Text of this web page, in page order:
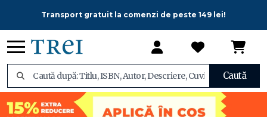
Transport gratuit la comenzi de peste 149 lei!
Caută